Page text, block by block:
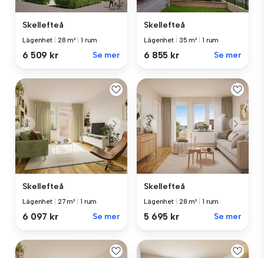
Skellefteå
Lägenhet 28 m² 1 rum
6 509 kr Se mer
Skellefteå
Lägenhet 35 m² 1 rum
6 855 kr Se mer
Skellefteå
Lägenhet 27 m² 1 rum
6 097 kr Se mer
Skellefteå
Lägenhet 28 m² 1 rum
5 695 kr Se mer